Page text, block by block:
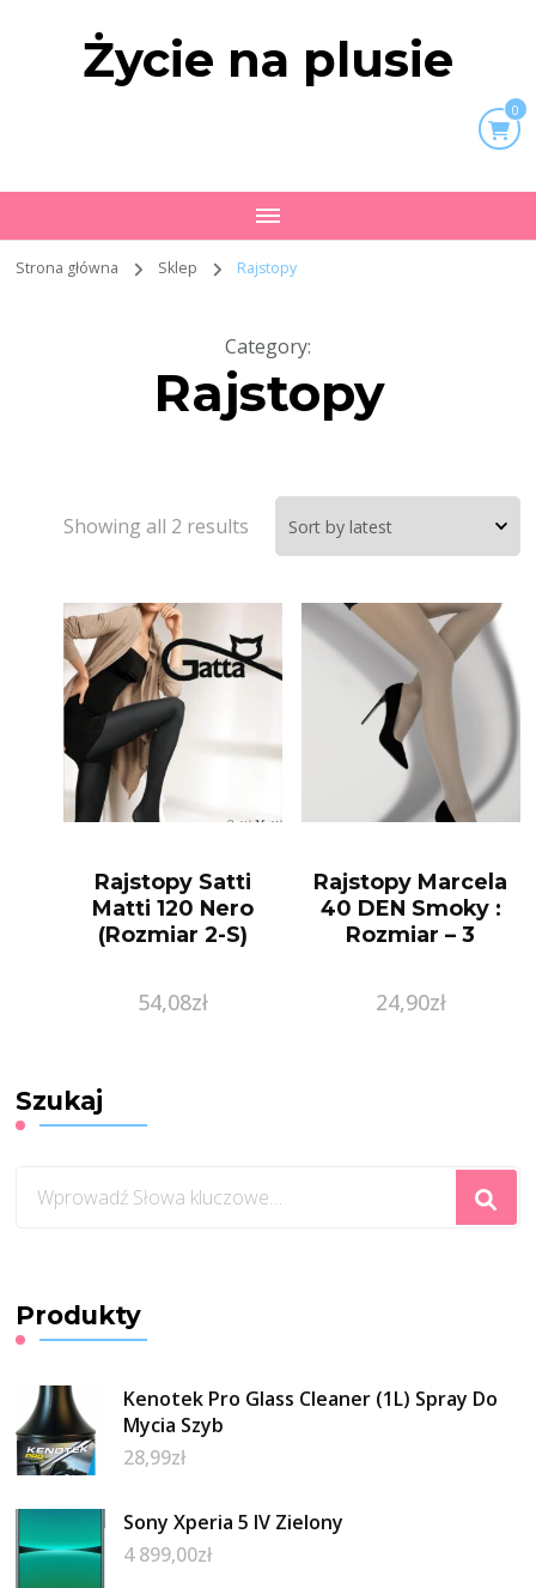
Życie na plusie
0
Strona główna Sklep Rajstopy
Category:
Rajstopy
Showing all 2 results
Rajstopy Satti
Matti 120 Nero
(Rozmiar 2-S)
54,08zł
Rajstopy Marcela
40 DEN Smoky :
Rozmiar – 3
24,90zł
Szukaj
czegoś?
Produkty
Kenotek Pro Glass Cleaner (1L) Spray Do
Mycia Szyb
28,99zł
Sony Xperia 5 IV Zielony
4 899,00zł